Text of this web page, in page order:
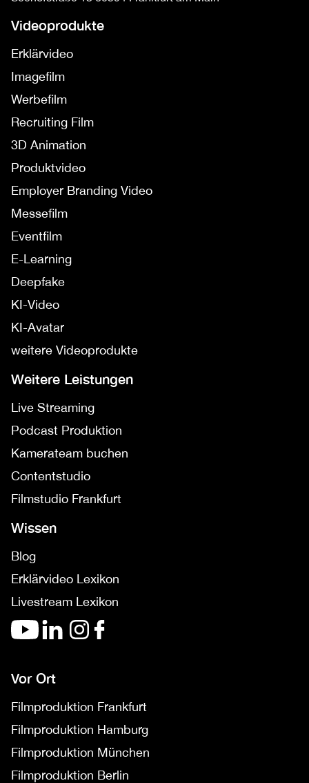
Videoprodukte
Erklärvideo
Imagefilm
Werbefilm
Recruiting Film
3D Animation
Produktvideo
Employer Branding Video
Messefilm
Eventfilm
E-Learning
Deepfake
KI-Video
KI-Avatar
weitere Videoprodukte
Weitere Leistungen
Live Streaming
Podcast Produktion
Kamerateam buchen
Contentstudio
Filmstudio Frankfurt
Wissen
Blog
Erklärvideo Lexikon
Livestream Lexikon
Vor Ort
Filmproduktion Frankfurt
Filmproduktion Hamburg
Filmproduktion München
Filmproduktion Berlin